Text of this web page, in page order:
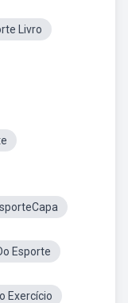
Livro
Esporte
Exercício